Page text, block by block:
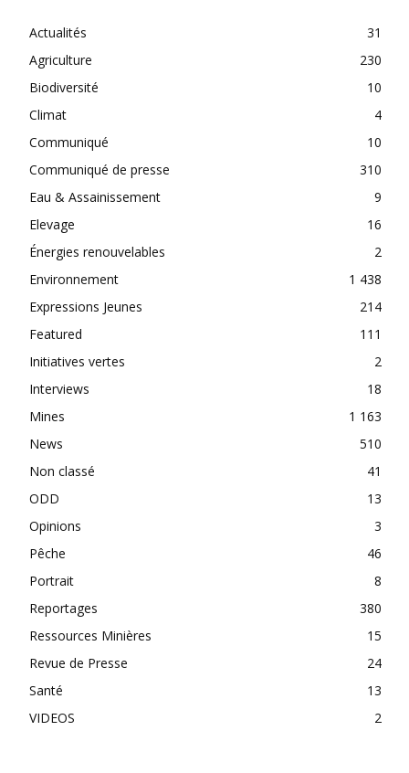
Actualités
31
Agriculture
230
Biodiversité
10
Climat
4
Communiqué
10
Communiqué de presse
310
Eau & Assainissement
9
Elevage
16
Énergies renouvelables
2
Environnement
1 438
Expressions Jeunes
214
Featured
111
Initiatives vertes
2
Interviews
18
Mines
1 163
News
510
Non classé
41
ODD
13
Opinions
3
Pêche
46
Portrait
8
Reportages
380
Ressources Minières
15
Revue de Presse
24
Santé
13
VIDEOS
2